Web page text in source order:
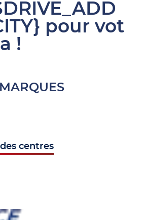
pour vot
!
MARQUES
centres